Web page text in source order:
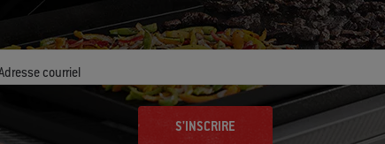
courriel
S'INSCRIRE